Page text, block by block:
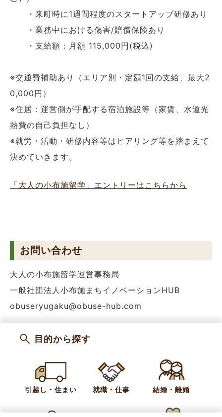
・来町時に1週間程度のスタートアップ研修あり
・業務中における傷害/賠償保険あり
・支給額：月額 115,000円(税込)
※交通費補助あり（エリア別・定額1回の支給、最大2
0,000円）
※住居：運営側が手配する宿泊施設等（家賃、水道光
熱費の自己負担なし）
※就労・活動・研修内容等はヒアリング等を踏まえて
決めていきます。
「大人の小布施留学」エントリーはこちらから
お問い合わせ
大人の小布施留学運営事務局
一般社団法人小布施まちイノベーションHUB
obuseryugaku@obuse-hub.com
カテゴリー お知らせ
お問い合わせ
目的から探す
引越し・住まい 就職・仕事 結婚・離婚